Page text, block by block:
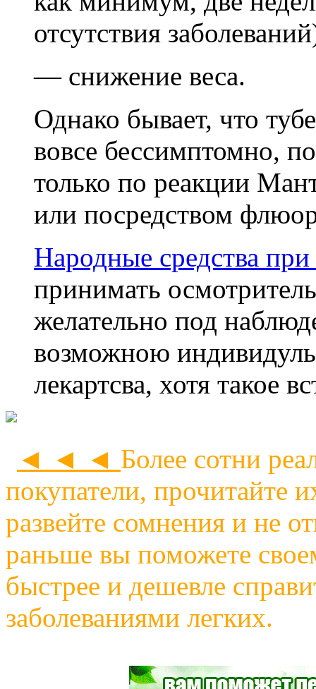
отсутствия
— снижение веса.
Однако бывает, что
вовсе бессимптомно,
только по реакции
или посредством
Народные средства при
принимать
желательно под
возможною
лекартсва, хотя такое
◄ ◄ ◄ Более сотни
покупатели, прочитайте
развейте сомнения и не
раньше вы поможете
быстрее и дешевле
заболеваниями легких.